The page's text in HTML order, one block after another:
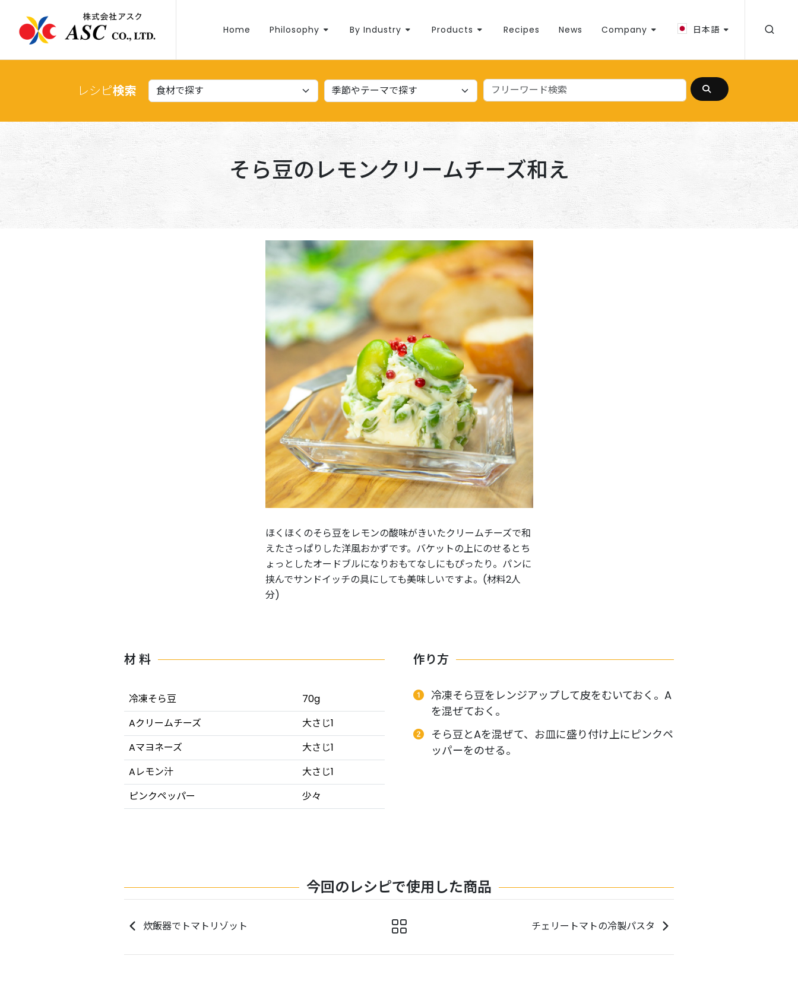
Home Philosophy By Industry Products Recipes News Company 日本語
レシピ検索
そら豆のレモンクリームチーズ和え
ほくほくのそら豆をレモンの酸味がきいたクリームチーズで和
えたさっぱりした洋風おかずです。バケットの上にのせるとち
ょっとしたオードブルになりおもてなしにもぴったり。パンに
挟んでサンドイッチの具にしても美味しいですよ。(材料2人
分)
材 料
冷凍そら豆
70g
Aクリームチーズ
大さじ1
Aマヨネーズ
大さじ1
Aレモン汁
大さじ1
ピンクペッパー
少々
作り方
冷凍そら豆をレンジアップして皮をむいておく。A
を混ぜておく。
そら豆とAを混ぜて、お皿に盛り付け上にピンクペ
ッパーをのせる。
今回のレシピで使用した商品
炊飯器でトマトリゾット チェリートマトの冷製パスタ